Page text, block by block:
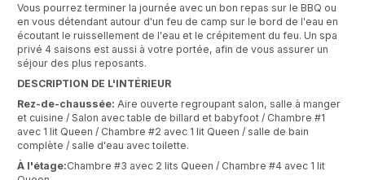
Vous pourrez terminer la journée avec un bon repas sur le BBQ ou
en vous détendant autour d'un feu de camp sur le bord de l'eau en
écoutant le ruissellement de l'eau et le crépitement du feu. Un spa
privé 4 saisons est aussi à votre portée, afin de vous assurer un
séjour des plus reposants.
DESCRIPTION DE L'INTÉRIEUR
Rez-de-chaussée: Aire ouverte regroupant salon, salle à manger
et cuisine / Salon avec table de billard et babyfoot / Chambre #1
avec 1 lit Queen / Chambre #2 avec 1 lit Queen / salle de bain
complète / salle d'eau avec toilette.
À l'étage:Chambre #3 avec 2 lits Queen / Chambre #4 avec 1 lit